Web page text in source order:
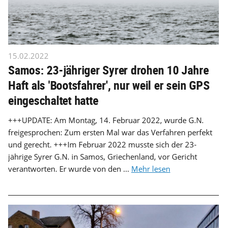
15.02.2022
Samos: 23-jähriger Syrer drohen 10 Jahre
Haft als 'Bootsfahrer', nur weil er sein GPS
eingeschaltet hatte
+++UPDATE: Am Montag, 14. Februar 2022, wurde G.N.
freigesprochen: Zum ersten Mal war das Verfahren perfekt
und gerecht. +++Im Februar 2022 musste sich der 23-
jährige Syrer G.N. in Samos, Griechenland, vor Gericht
verantworten. Er wurde von den ... Mehr lesen